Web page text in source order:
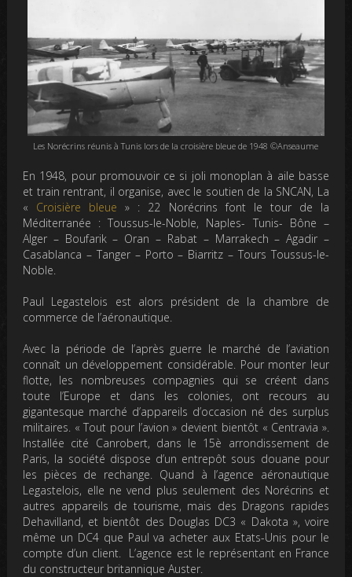
Les Norécrins réunis à Tunis lors de la croisière bleue de 1948 ©Anseaume
En 1948, pour promouvoir ce si joli monoplan à aile basse
et train rentrant, il organise, avec le soutien de la SNCAN, La
« Croisière bleue » : 22 Norécrins font le tour de la
Méditerranée : Toussus-le-Noble, Naples- Tunis- Bône –
Alger – Boufarik – Oran – Rabat – Marrakech – Agadir –
Casablanca – Tanger – Porto – Biarritz – Tours Toussus-le-
Noble.
Paul Legastelois est alors président de la chambre de
commerce de l’aéronautique.
Avec la période de l’après guerre le marché de l’aviation
connaît un développement considérable. Pour monter leur
flotte, les nombreuses compagnies qui se créent dans
toute l’Europe et dans les colonies, ont recours au
gigantesque marché d’appareils d’occasion né des surplus
militaires. « Tout pour l’avion » devient bientôt « Centravia ».
Installée cité Canrobert, dans le 15è arrondissement de
Paris, la société dispose d’un entrepôt sous douane pour
les pièces de rechange. Quand à l’agence aéronautique
Legastelois, elle ne vend plus seulement des Norécrins et
autres appareils de tourisme, mais des Dragons rapides
Dehavilland, et bientôt des Douglas DC3 « Dakota », voire
même un DC4 que Paul va acheter aux Etats-Unis pour le
compte d’un client. L’agence est le représentant en France
du constructeur britannique Auster.